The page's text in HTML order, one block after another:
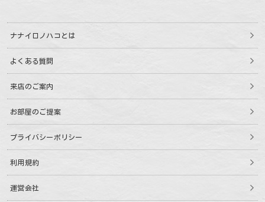
ナナイロノハコとは
よくある質問
来店のご案内
お部屋のご提案
プライバシーポリシー
利用規約
運営会社